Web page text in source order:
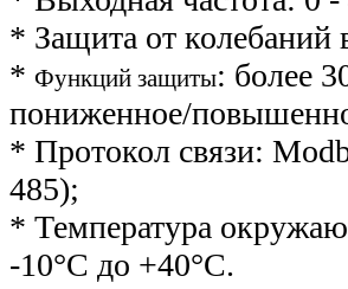
* Защита от колебаний
* Функций защиты: более
пониженное/
* Протокол связи:
485);
* Температура
-10°С до +40°С.